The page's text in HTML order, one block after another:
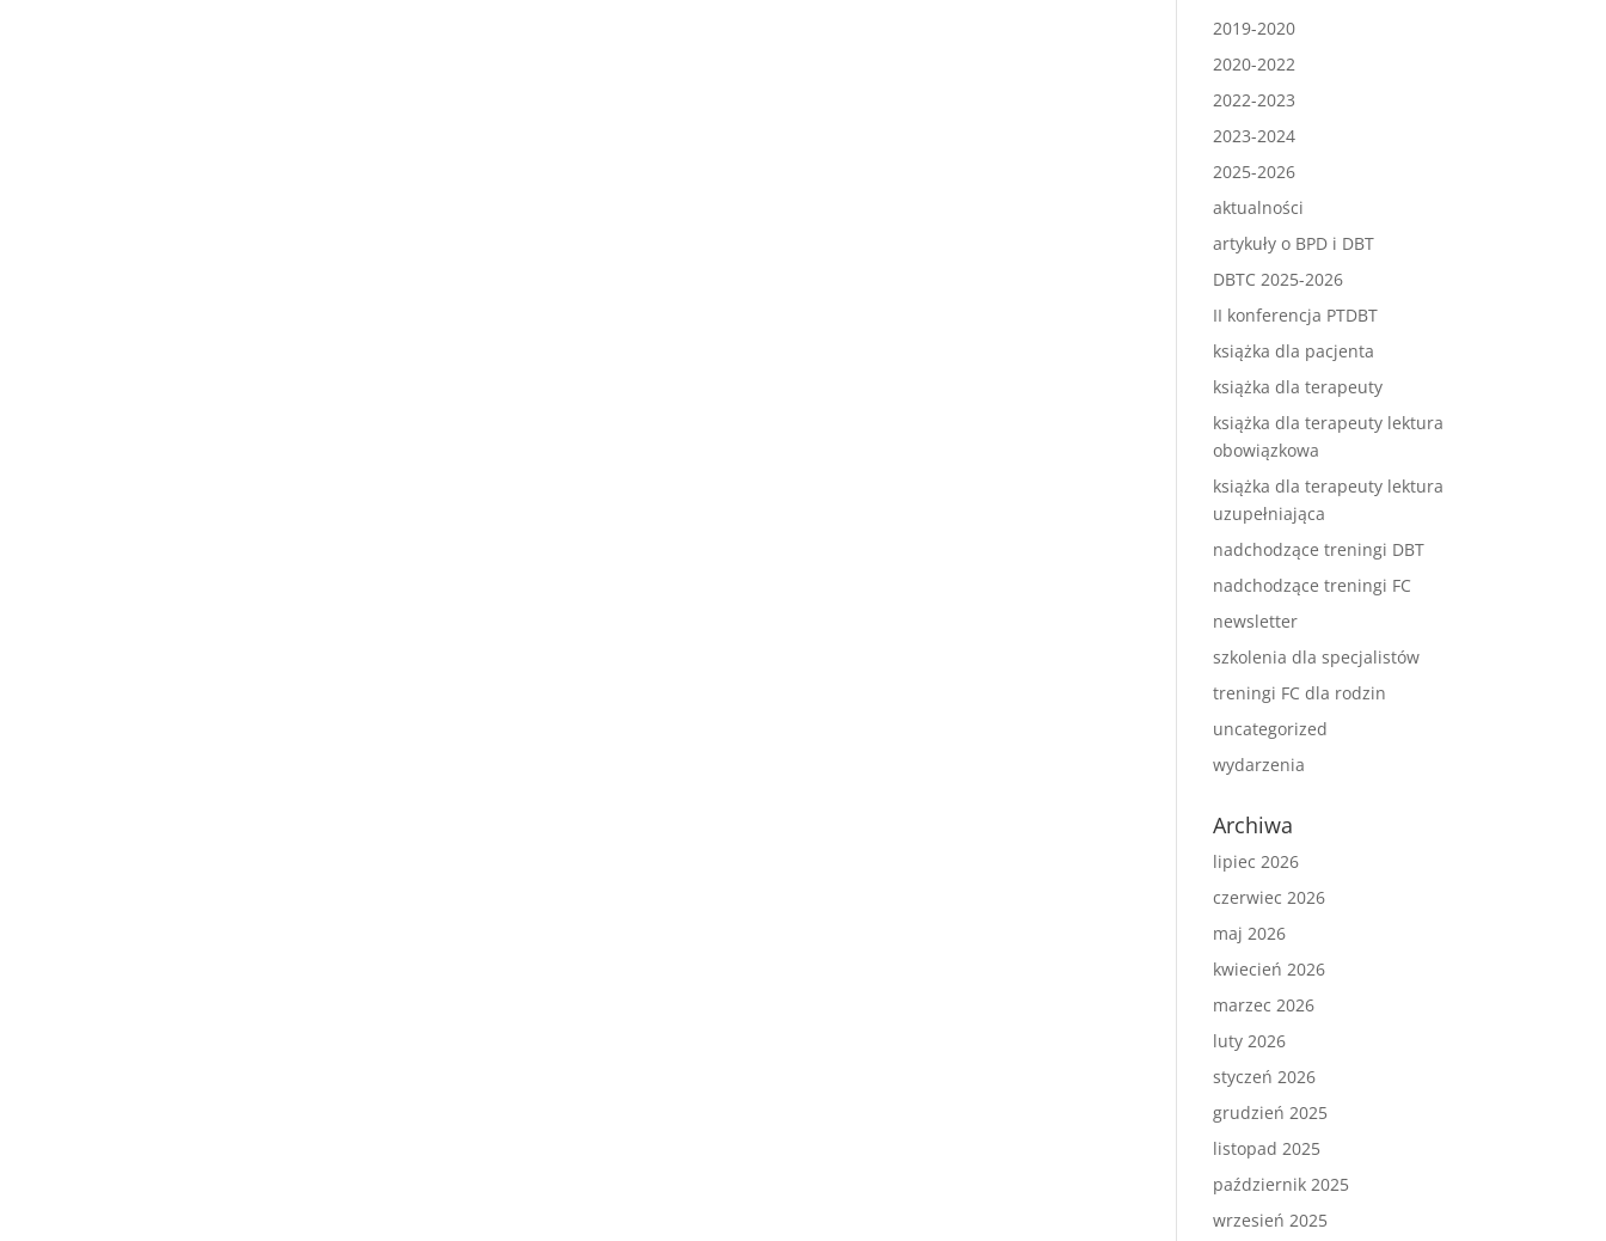
2019-2020
2020-2022
2022-2023
2023-2024
2025-2026
aktualności
artykuły o BPD i DBT
DBTC 2025-2026
II konferencja PTDBT
książka dla pacjenta
książka dla terapeuty
książka dla terapeuty lektura
obowiązkowa
książka dla terapeuty lektura
uzupełniająca
nadchodzące treningi DBT
nadchodzące treningi FC
newsletter
szkolenia dla specjalistów
treningi FC dla rodzin
uncategorized
wydarzenia
Archiwa
lipiec 2026
czerwiec 2026
maj 2026
kwiecień 2026
marzec 2026
luty 2026
styczeń 2026
grudzień 2025
listopad 2025
październik 2025
wrzesień 2025